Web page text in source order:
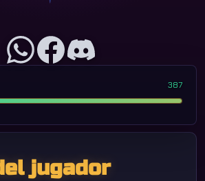
387
jugador